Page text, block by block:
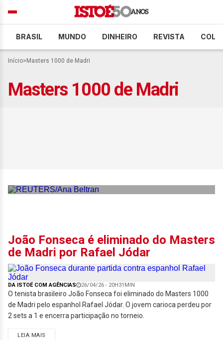
BRASIL MUNDO DINHEIRO REVISTA
Início> Masters 1000 de Madri
Masters 1000 de Madri
João Fonseca é eliminado do Masters
de Madri por Rafael Jódar
DA ISTOÉ COM AGÊNCIAS 26/04/26 - 20H31MIN
O tenista brasileiro João Fonseca foi eliminado do Masters 1000
de Madri pelo espanhol Rafael Jódar. O jovem carioca perdeu por
2 sets a 1 e encerra participação no torneio.
LEIA MAIS